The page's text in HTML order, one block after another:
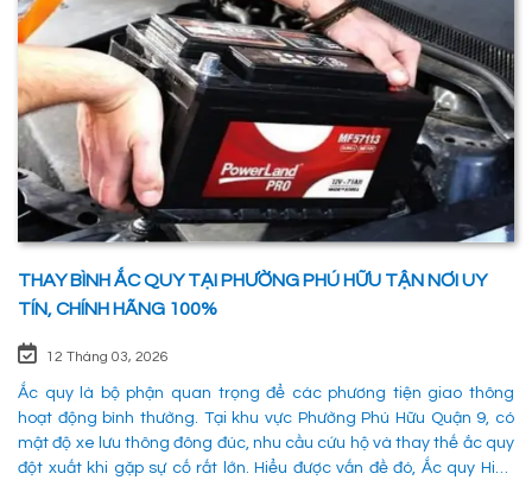
THAY BÌNH ẮC QUY TẠI PHƯỜNG PHÚ HỮU TẬN NƠI UY
TÍN, CHÍNH HÃNG 100%
12 Tháng 03, 2026
Ắc quy là bộ phận quan trọng để các phương tiện giao thông
hoạt động bình thường. Tại khu vực Phường Phú Hữu Quận 9, có
mật độ xe lưu thông đông đúc, nhu cầu cứu hộ và thay thế ắc quy
đột xuất khi gặp sự cố rất lớn. Hiểu được vấn đề đó, Ắc quy Hiếu